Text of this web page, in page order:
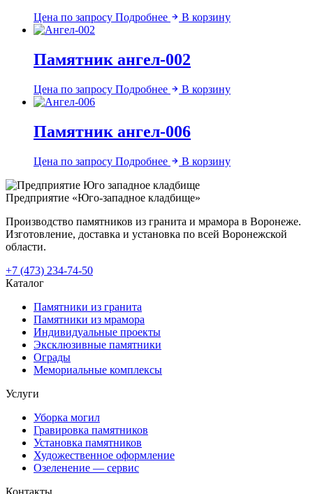
Цена по запросу Подробнее В корзину
Памятник ангел-002
Цена по запросу Подробнее В корзину
Памятник ангел-006
Цена по запросу Подробнее В корзину
Предприятие «Юго-западное кладбище»
Производство памятников из гранита и мрамора в Воронеже.
Изготовление, доставка и установка по всей Воронежской
области.
+7 (473) 234-74-50
Каталог
Памятники из гранита
Памятники из мрамора
Индивидуальные проекты
Эксклюзивные памятники
Ограды
Мемориальные комплексы
Услуги
Уборка могил
Гравировка памятников
Установка памятников
Художественное оформление
Озеленение — сервис
Контакты